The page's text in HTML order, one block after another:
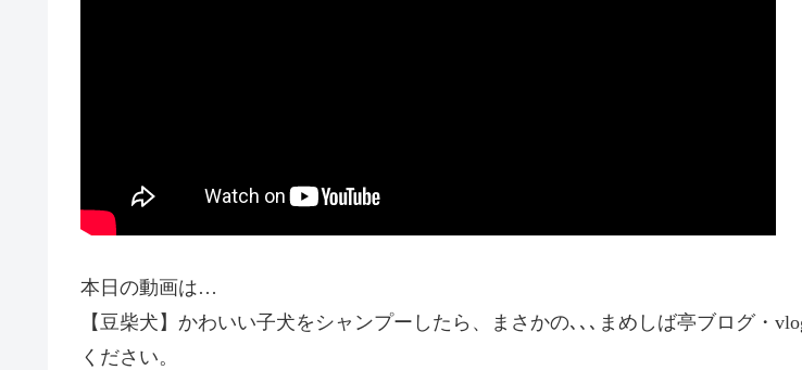
本日の動画は…
【豆柴犬】かわいい子犬をシャンプーしたら、まさかの､､､まめしば亭ブログ・
ください。